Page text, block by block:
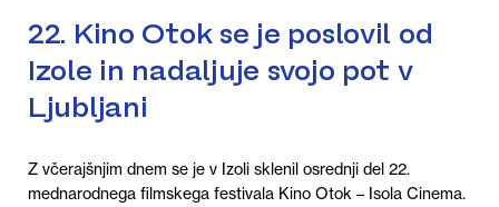
22. Kino Otok se je poslovil od
Izole in nadaljuje svojo pot v
Ljubljani
Z včerajšnjim dnem se je v Izoli sklenil osrednji del 22.
mednarodnega filmskega festivala Kino Otok – Isola Cinema.